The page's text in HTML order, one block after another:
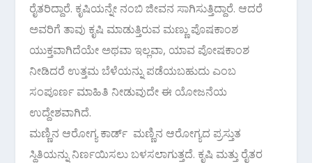
ರೈತರಿದ್ದಾರೆ. ಕೃಷಿಯನ್ನೇ ನಂಬಿ ಜೀವನ ಸಾಗಿಸುತ್ತಿದ್ದಾರೆ. ಆದರೆ
ಅವರಿಗೆ ತಾವು ಕೃಷಿ ಮಾಡುತ್ತಿರುವ ಮಣ್ಣು ಪೊಷಕಾಂಶ
ಯುಕ್ತವಾಗಿದೆಯೇ ಅಥವಾ ಇಲ್ಲವಾ, ಯಾವ ಪೋಷಕಾಂಶ
ನೀಡಿದರೆ ಉತ್ತಮ ಬೆಳೆಯನ್ನು ಪಡೆಯಬಹುದು ಎಂಬ
ಸಂಪೂರ್ಣ ಮಾಹಿತಿ ನೀಡುವುದೇ ಈ ಯೋಜನೆಯ
ಉದ್ದೇಶವಾಗಿದೆ.
ಮಣ್ಣಿನ ಆರೋಗ್ಯ ಕಾರ್ಡ್ ಮಣ್ಣಿನ ಆರೋಗ್ಯದ ಪ್ರಸ್ತುತ
ಸ್ಥಿತಿಯನ್ನು ನಿರ್ಣಯಿಸಲು ಬಳಸಲಾಗುತ್ತದೆ. ಕೃಷಿ ಮತ್ತು ರೈತರ